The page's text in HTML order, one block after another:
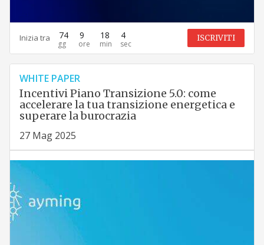
Inizia tra 74 9 18 3 ISCRIVITI
WHITE PAPER
Incentivi Piano Transizione 5.0: come
accelerare la tua transizione energetica e
superare la burocrazia
27 Mag 2025